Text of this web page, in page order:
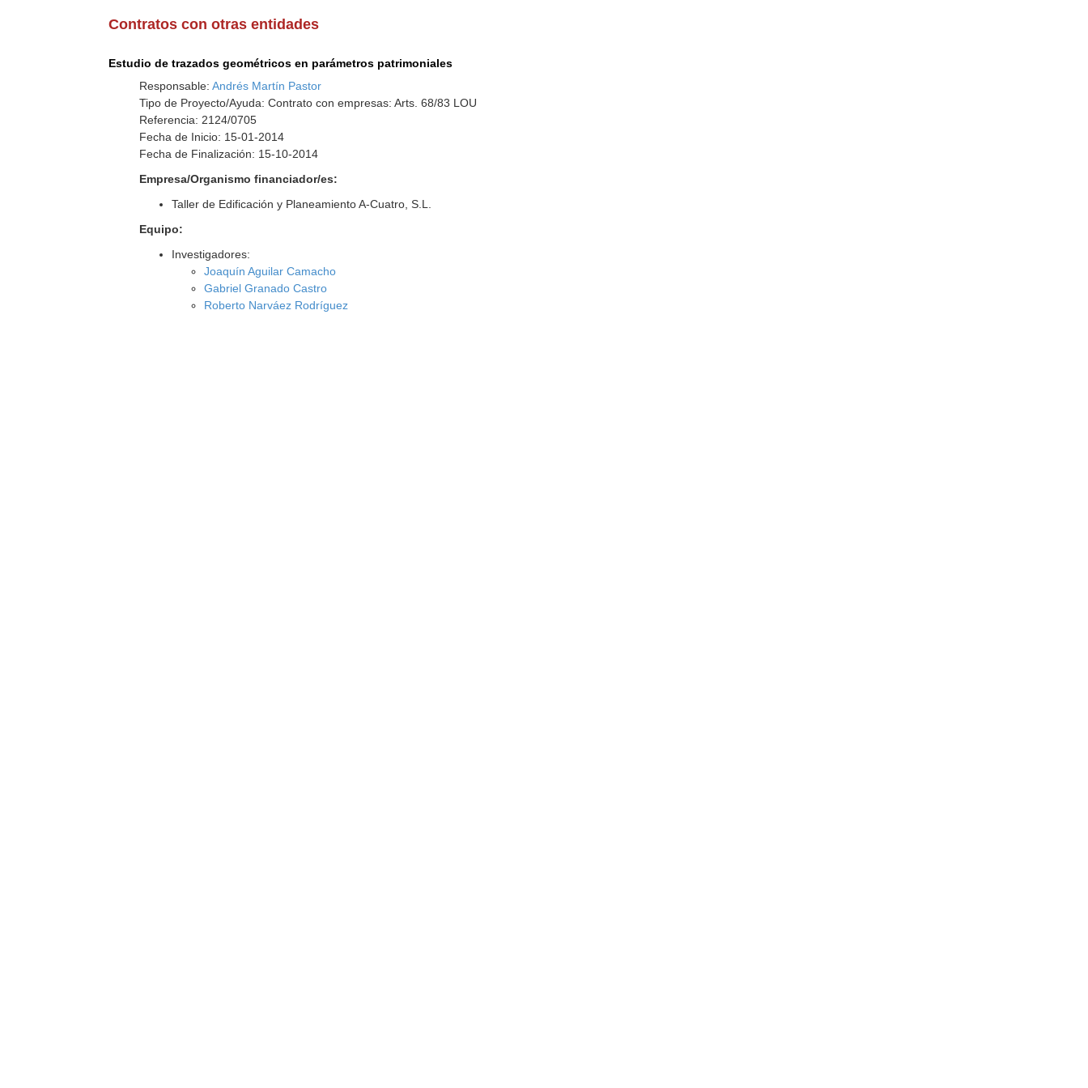
Contratos con otras entidades
Estudio de trazados geométricos en parámetros patrimoniales
Responsable:Andrés Martín Pastor
Tipo de Proyecto/Ayuda: Contrato con empresas: Arts. 68/83 LOU
Referencia: 2124/0705
Fecha de Inicio: 15-01-2014
Fecha de Finalización: 15-10-2014
Empresa/Organismo financiador/es:
Taller de Edificación y Planeamiento A-Cuatro, S.L.
Equipo:
Investigadores:
Joaquín Aguilar Camacho
Gabriel Granado Castro
Roberto Narváez Rodríguez